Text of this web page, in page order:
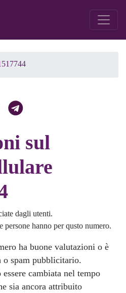
sul
dagli utenti.
persone hanno per qusto numero.
ha buone valutazioni o è
o spam pubblicitario.
cambiata nel tempo
sia ancora attribuito